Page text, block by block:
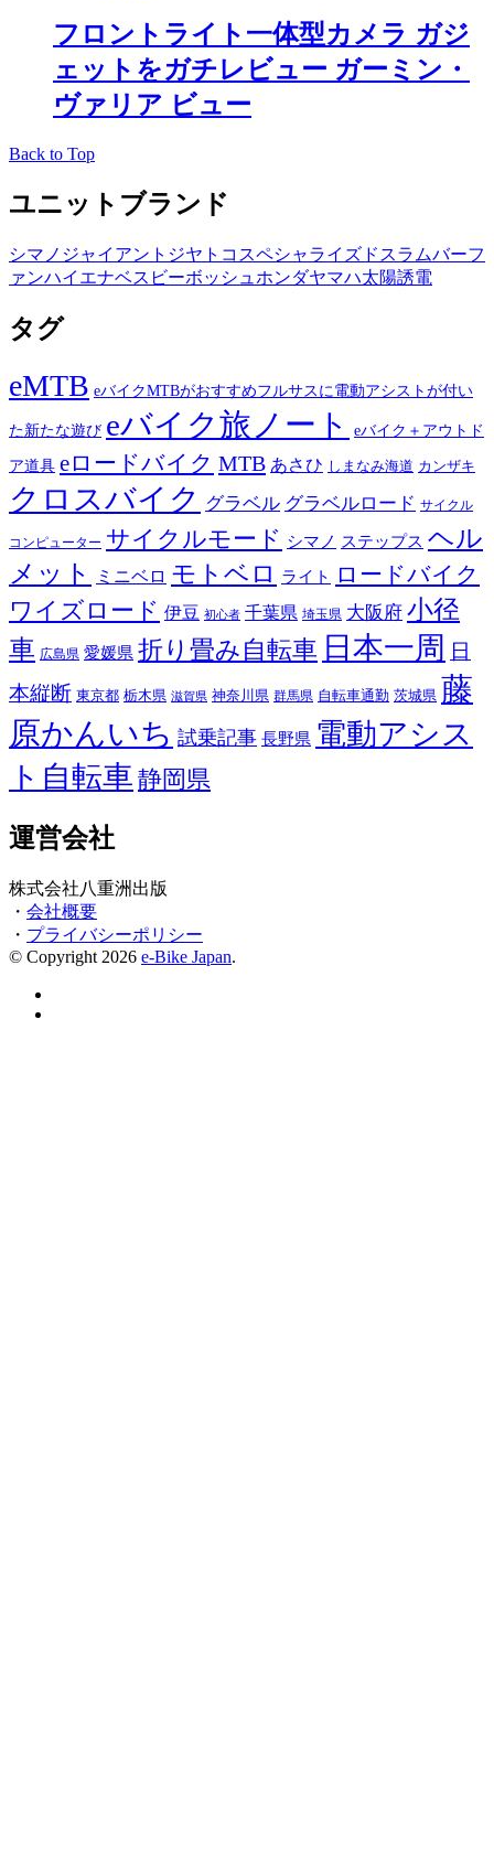
フロントライト一体型カメラ ガジ
ェットをガチレビュー ガーミン・
ヴァリア ビュー
Back to Top
ユニットブランド
シマノ ジャイアント ジヤトコ スペシャライズド スラムバーフ
ァンハイエナベスビーボッシュ ホンダヤマハ太陽誘電
タグ
eMTB eバイクMTBがおすすめフルサスに電動アシストが付い
た新たな遊び eバイク旅ノート
eバイク＋アウトド
ア道具 eロードバイク MTB あさひ しまなみ海道 カンザキ
クロスバイク グラベル グラベルロード サイクル
コンピューター サイクルモード シマノ ステップス ヘル
メット
ミニベロ モトベロ ライト
ロードバイク
ワイズロード 伊豆 初心者 千葉県 埼玉県 大阪府 小径
車 広島県 愛媛県 折り畳み自転車 日本一周 日
本縦断 東京都 栃木県 滋賀県 神奈川県 群馬県 自転車通勤 茨城県 藤
原かんいち 試乗記事 長野県 電動アシス
ト自転車 静岡県
運営会社
株式会社八重洲出版
・ 会社概要
・ プライバシーポリシー
© Copyright 2026 e-Bike Japan.